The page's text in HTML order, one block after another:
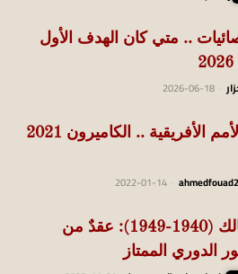
.. متي كان الهدف الأول
2026-06-18
إطلالة تاريخية | كأس الأمم الأفريقية .. الكاميرون 2021
2022-01-14
مواجهات الأهلي والزمالك (1940-1949): عقدٌ من
الدوري الممتاز